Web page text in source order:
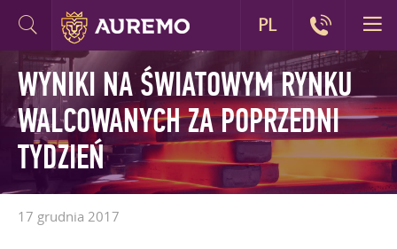
WYNIKI NA ŚWIATOWYM RYNKU
WALCOWANYCH ZA POPRZEDNI
TYDZIEŃ
17 grudnia 2017
PL